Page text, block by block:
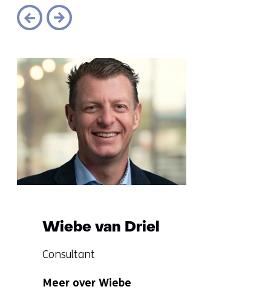
Sla
over
(Wil
je
meer
Wiebe van Driel
Functie:
Consultant
niet
Meer over Wiebe